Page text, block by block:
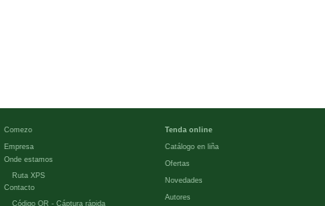
Comezo
Empresa
Onde estamos
Ruta XPS
Contacto
Código QR - Cáptura rápida
Tenda online
Catálogo en liña
Ofertas
Novedades
Autores